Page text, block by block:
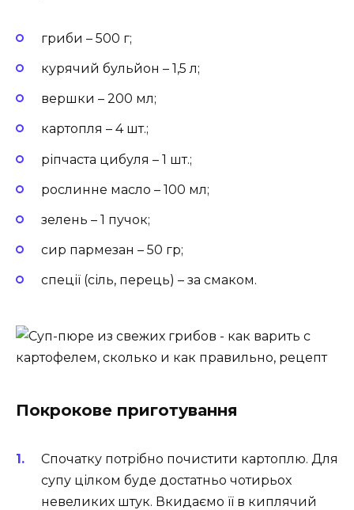
гриби – 500 г;
курячий бульйон – 1,5 л;
вершки – 200 мл;
картопля – 4 шт.;
ріпчаста цибуля – 1 шт.;
рослинне масло – 100 мл;
зелень – 1 пучок;
сир пармезан – 50 гр;
спеції (сіль, перець) – за смаком.
Покрокове приготування
Спочатку потрібно почистити картоплю. Для
супу цілком буде достатньо чотирьох
невеликих штук. Вкидаємо її в киплячий